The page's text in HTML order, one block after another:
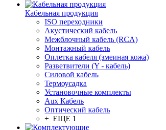
Кабельная продукция
ISO переходники
Акустический кабель
Межблочный кабель (RCA)
Монтажный кабель
Оплетка кабеля (змеиная кожа)
Разветвители (Y - кабель)
Силовой кабель
Термоусадка
Установочные комплекты
Aux Кабель
Оптический кабель
+ ЕЩЕ 1